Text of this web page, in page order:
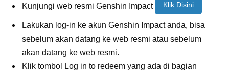
Kunjungi web resmi Genshin Impact Klik Disini
Lakukan log-in ke akun Genshin Impact anda, bisa
sebelum akan datang ke web resmi atau sebelum
akan datang ke web resmi.
Klik tombol Log in to redeem yang ada di bagian